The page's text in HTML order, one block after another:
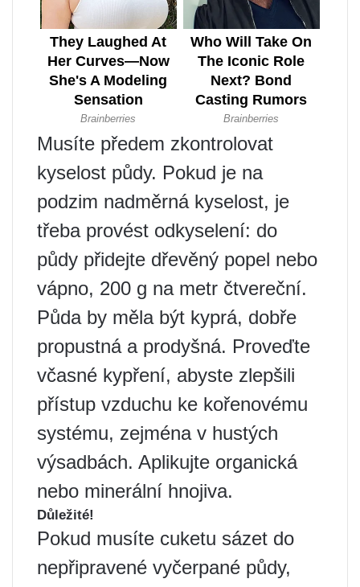
Musíte předem zkontrolovat
kyselost půdy. Pokud je na
podzim nadměrná kyselost, je
třeba provést odkyselení: do
půdy přidejte dřevěný popel nebo
vápno, 200 g na metr čtvereční.
Půda by měla být kyprá, dobře
propustná a prodyšná. Proveďte
včasné kypření, abyste zlepšili
přístup vzduchu ke kořenovému
systému, zejména v hustých
výsadbách. Aplikujte organická
nebo minerální hnojiva.
Důležité!
Pokud musíte cuketu sázet do
nepřipravené vyčerpané půdy,